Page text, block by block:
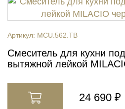
Артикул: MCU.562.TB
Смеситель для кухни
вытяжной лейкой
24 690 ₽